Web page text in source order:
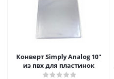
Конверт Simply Analog 10"
из пвх для пластинок